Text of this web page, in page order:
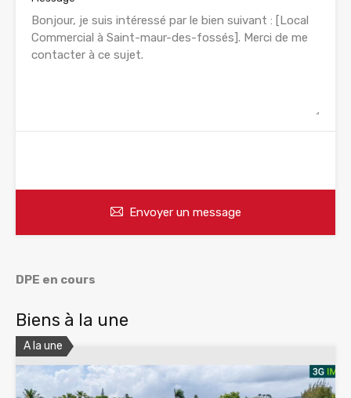
Envoyer un message
DPE en cours
Biens à la une
A la une